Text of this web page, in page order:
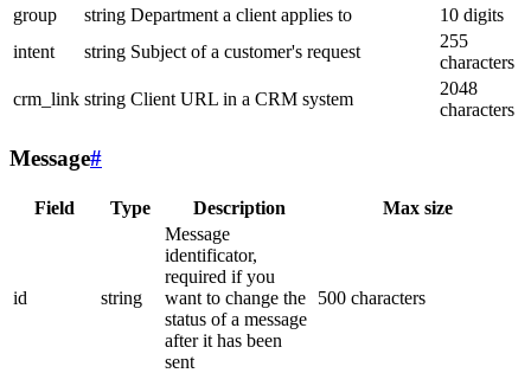
group
string Department a client applies to
10 digits
intent
string Subject of a customer's request
255
characters
crm_link string Client URL in a CRM system
2048
characters
Message#
Field Type Description Max size
id string
Message
identificator,
required if you
want to change the
status of a message
after it has been
sent
500 characters